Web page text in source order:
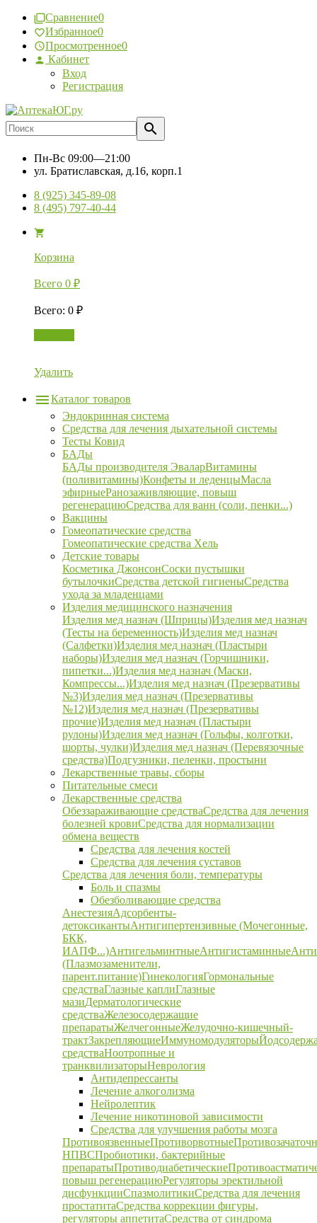
Сравнение0
Избранное0
Просмотренное0
Кабинет
Вход
Регистрация
Пн-Вс 09:00—21:00
ул. Братиславская, д.16, корп.1
8 (925) 345-89-08
8 (495) 797-40-44
Корзина
Всего 0 ₽
Всего: 0 ₽
Удалить
Каталог товаров
Эндокринная система
Средства для лечения дыхательной системы
Тесты Ковид
БАДы
БАДы производителя ЭваларВитамины
(поливитамины)Конфеты и леденцыМасла
эфирныеРанозаживляющие, повыш
регенерациюСредства для ванн (соли, пенки...)
Вакцины
Гомеопатические средства
Гомеопатические средства Хель
Детские товары
Косметика ДжонсонСоски пустышки
бутылочкиСредства детской гигиеныСредства
ухода за младенцами
Изделия медицинского назначения
Изделия мед назнач (Шприцы)Изделия мед назнач
(Тесты на беременность)Изделия мед назнач
(Салфетки)Изделия мед назнач (Пластыри
наборы)Изделия мед назнач (Горчишники,
пипетки...)Изделия мед назнач (Маски,
Компрессы...)Изделия мед назнач (Презервативы
№3)Изделия мед назнач (Презервативы
№12)Изделия мед назнач (Презервативы
прочие)Изделия мед назнач (Пластыри
рулоны)Изделия мед назнач (Гольфы, колготки,
шорты, чулки)Изделия мед назнач (Перевязочные
средства)Подгузники, пеленки, простыни
Лекарственные травы, сборы
Питательные смеси
Лекарственные средства
Обеззараживающие средстваСредства для лечения
болезней кровиСредства для нормализации
обмена веществ
Средства для лечения костей
Средства для лечения суставов
Средства для лечения боли, температуры
Боль и спазмы
Обезболивающие средства
АнестезияАдсорбенты-
детоксикантыАнтигипертензивные (Мочегонные,
БКК,
ИАПФ...)АнтигельминтныеАнтигистаминные
(Плазмозаменители,
парент.питание)ГинекологияГормональные
средстваГлазные каплиГлазные
мазиДерматологические
средстваЖелезосодержащие
препаратыЖелчегонныеЖелудочно-кишечный-
трактЗакрепляющиеИммуномодуляторы
средстваНоотропные и
транквилизаторыНеврология
Антидепрессанты
Лечение алкоголизма
Нейролептик
Лечение никотиновой зависимости
Средства для улучшения работы мозга
ПротивоязвенныеПротиворвотные
НПВСПробиотики, бактерийные
препаратыПротиводиабетические
повыш регенерациюРегуляторы эректильной
дисфункцииСпазмолитикиСредства для лечения
простатитаСредства коррекции фигуры,
регуляторы аппетитаСредства от синдрома